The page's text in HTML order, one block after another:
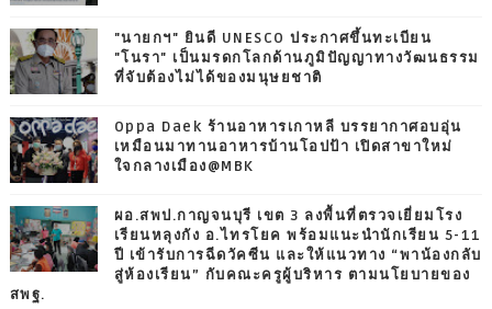
"นายกฯ" ยินดี UNESCO ประกาศขึ้นทะเบียน
"โนรา" เป็นมรดกโลกด้านภูมิปัญญาทางวัฒนธรรม
ที่จับต้องไม่ได้ของมนุษยชาติ
Oppa Daek ร้านอาหารเกาหลี บรรยากาศอบอุ่น
เหมือนมาทานอาหารบ้านโอปป้า เปิดสาขาใหม่
ใจกลางเมือง@MBK
ผอ.สพป.กาญจนบุรี เขต 3 ลงพื้นที่ตรวจเยี่ยมโรง
เรียนหลุงกัง อ.ไทรโยค พร้อมแนะนำนักเรียน 5-11
ปี เข้ารับการฉีดวัคซีน และให้แนวทาง “พาน้องกลับ
สู่ห้องเรียน” กับคณะครูผู้บริหาร ตามนโยบายของ
สพฐ.